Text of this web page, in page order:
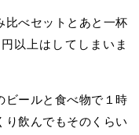
比べセットとあと一杯
以上はしてしまいま
ビールと食べ物で１時
り飲んでもそのくらい